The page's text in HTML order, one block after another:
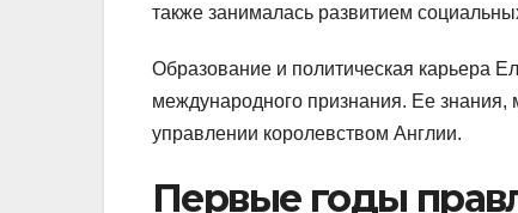
также занималась развитием
Образование и политическая карьера
международного признания. Ее
управлении королевством Англии.
Первые годы